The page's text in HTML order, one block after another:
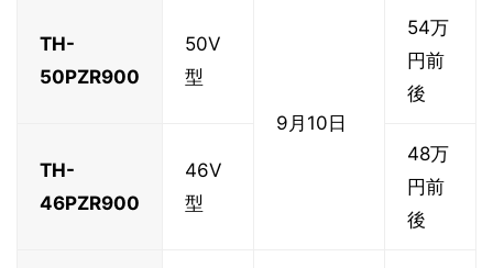
TH-
50PZR900
50V
型
9月10日
54万
円前
後
TH-
46PZR900
46V
型
48万
円前
後